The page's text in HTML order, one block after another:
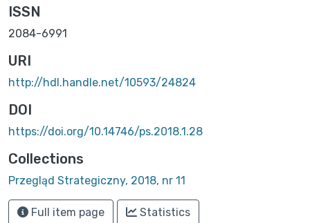
ISSN
2084-6991
URI
http://hdl.handle.net/10593/24824
DOI
https://doi.org/10.14746/ps.2018.1.28
Collections
Przegląd Strategiczny, 2018, nr 11
Full item page Statistics